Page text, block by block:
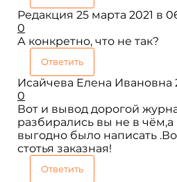
Редакция 25 марта 2021 в
0
А конкретно, что не так?
Ответить
Исайчева Елена Ивановна
0
Вот и вывод дорогой
разбирались вы не в чём,а
выгодно было написать
стотья заказная!
Ответить